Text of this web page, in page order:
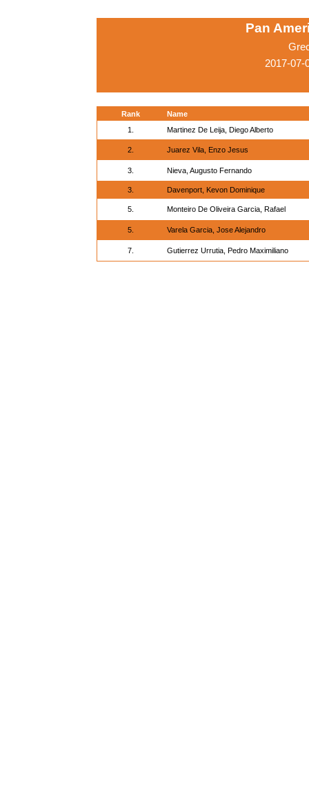
Pan
2017-07-
Rank
Name
1.
Martinez De Leija, Diego Alberto
2. Juarez Vila, Enzo Jesus
3. Nieva, Augusto Fernando
3. Davenport, Kevon Dominique
5. Monteiro De Oliveira Garcia, Rafael
5. Varela Garcia, Jose Alejandro
7. Gutierrez Urrutia, Pedro Maximiliano